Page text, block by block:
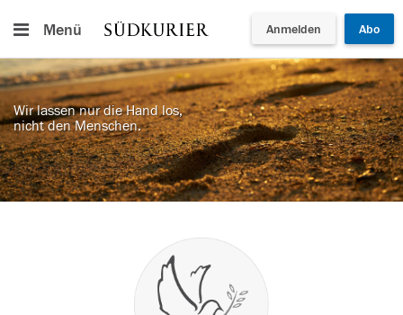
Menü Anmelden Abo
Wir lassen nur die Hand los,
nicht den Menschen.